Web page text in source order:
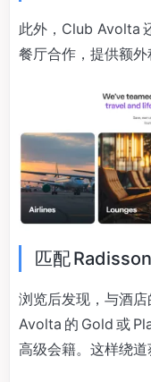
此外，Club Avolta
餐厅合作，提供额外
匹配 Radisson
浏览后发现，与酒
Avolta 的 Gold 或
高级会籍。这样绕道